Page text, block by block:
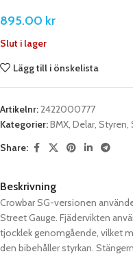
895.00 kr
Slut i lager
Lägg till i önskelista
Artikelnr:2422000777
Kategorier:BMX Delar, Styren
Share:
Beskrivning
Crowbar SG-versionen
Street Gauge. Fjädervikten
tjocklek genomgående, vilket
den bibehåller styrkan.